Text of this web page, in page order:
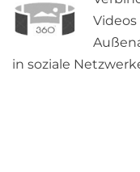
in soziale